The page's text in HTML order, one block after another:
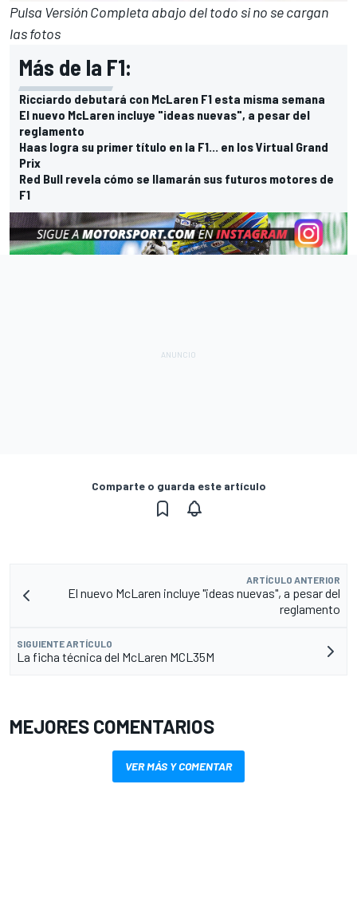
Pulsa Versión Completa abajo del todo si no se cargan
las fotos
Más de la F1:
Ricciardo debutará con McLaren F1 esta misma semana
El nuevo McLaren incluye "ideas nuevas", a pesar del
reglamento
Haas logra su primer título en la F1... en los Virtual Grand
Prix
Red Bull revela cómo se llamarán sus futuros motores de
F1
Comparte o guarda este artículo
ARTÍCULO ANTERIOR
El nuevo McLaren incluye "ideas nuevas", a pesar del
reglamento
SIGUIENTE ARTÍCULO
La ficha técnica del McLaren MCL35M
MEJORES COMENTARIOS
VER MÁS Y COMENTAR